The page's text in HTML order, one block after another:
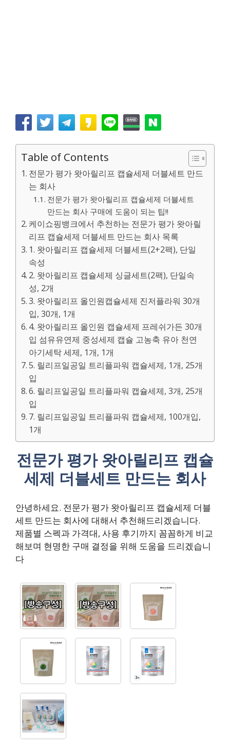
Table of Contents
전문가 평가 왓아릴리프 캡슐세제 더블세트 만드
는 회사
전문가 평가 왓아릴리프 캡슐세제 더블세트
만드는 회사 구매에 도움이 되는 팁!!
케이쇼핑뱅크에서 추천하는 전문가 평가 왓아릴
리프 캡슐세제 더블세트 만드는 회사 목록
1. 왓아릴리프 캡슐세제 더블세트(2+2팩), 단일
속성
2. 왓아릴리프 캡슐세제 싱글세트(2팩), 단일속
성, 2개
3. 왓아릴리프 올인원캡슐세제 진저플라워 30개
입, 30개, 1개
4. 왓아릴리프 올인원 캡슐세제 프레쉬가든 30개
입 섬유유연제 중성세제 캡슐 고농축 유아 천연
아기세탁 세제, 1개, 1개
5. 릴리프일공일 트리플파워 캡슐세제, 1개, 25개
입
6. 릴리프일공일 트리플파워 캡슐세제, 3개, 25개
입
7. 릴리프일공일 트리플파워 캡슐세제, 100개입,
1개
전문가 평가 왓아릴리프 캡슐
세제 더블세트 만드는 회사
안녕하세요. 전문가 평가 왓아릴리프 캡슐세제 더블
세트 만드는 회사에 대해서 추천해드리겠습니다.
제품별 스펙과 가격대, 사용 후기까지 꼼꼼하게 비교
해보며 현명한 구매 결정을 위해 도움을 드리겠습니
다